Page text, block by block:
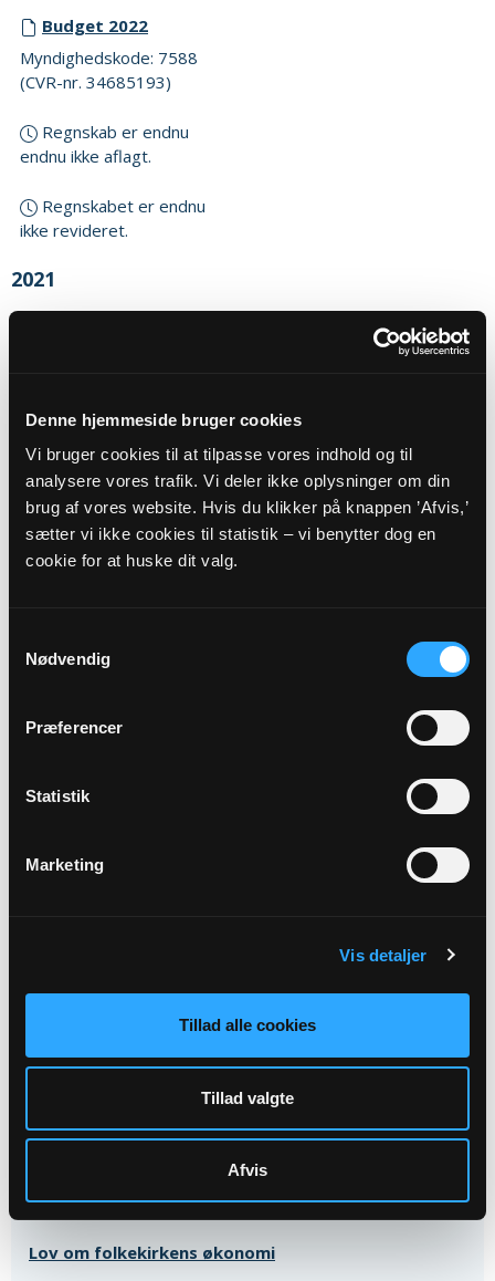
Denne hjemmeside bruger cookies
Vi bruger cookies til at tilpasse vores indhold og til
analysere vores trafik. Vi deler ikke oplysninger om din
brug af vores website. Hvis du klikker på knappen ’Afvis,’
sætter vi ikke cookies til statistik – vi benytter dog en
cookie for at huske dit valg.
Nødvendig
Præferencer
Statistik
Marketing
Vis detaljer
Tillad alle cookies
Tillad valgte
Afvis
Budget 2022
Myndighedskode: 7588
(CVR-nr. 34685193)
Regnskab er endnu
endnu ikke aflagt.
Regnskabet er endnu
ikke revideret.
2021
Budget 2021
Regnskab 2021
Myndighedskode: 7588
(CVR-nr. 34685193)
Inkluderet i regnskab 2021.
2020
(CVR-nr. 34685193)
Om regnskaber og folkekirkens økonomi
Læs og forstå et kirkeregnskab
Læs og forstå et kirkebudget
Lov om folkekirkens økonomi